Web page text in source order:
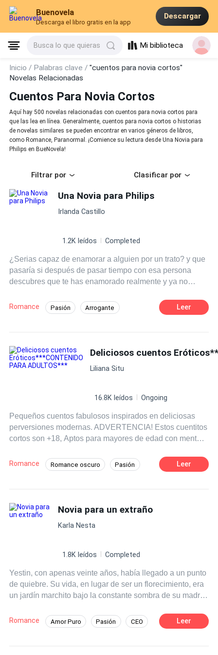
Buenovela
Descarga el libro gratis en la app
Descargar
Busca lo que quieras Mi biblioteca
Inicio / Palabras clave /"cuentos para novia cortos"
Novelas Relacionadas
Cuentos Para Novia Cortos
Aquí hay 500 novelas relacionadas con cuentos para novia cortos para
que las lea en línea. Generalmente, cuentos para novia cortos o historias
de novelas similares se pueden encontrar en varios géneros de libros,
como Romance, Paranormal. ¡Comience su lectura desde Una Novia para
Philips en BueNovela!
Filtrar por Clasificar por
Una Novia para Philips
Irlanda Castillo
1.2K leídos Completed
¿Serias capaz de enamorar a alguien por un trato? y que
pasaría si después de pasar tiempo con esa persona
descubres que te has enamorado realmente y ya no
Romance Pasión Arrogante Leer
Liliana Situ
16.8K leídos Ongoing
Pequeños cuentos fabulosos inspirados en deliciosas
perversiones modernas. ADVERTENCIA! Estos cuentitos
cortos son +18, Aptos para mayores de edad con mente
Romance Romance oscuro Pasión
De Odio al Amor Amor Secreto
Leer
Novia para un extraño
Karla Nesta
1.8K leídos Completed
Yestin, con apenas veinte años, había llegado a un punto
de quiebre. Su vida, en lugar de ser un florecimiento, era
un jardín marchito bajo la constante sombra de su madre.
ambas. Las palabras de su madre, eran más afiladas que
cuchillos, y los silencios, más pesados que losas, habían
Romance Amor Puro Pasión CEO Leer